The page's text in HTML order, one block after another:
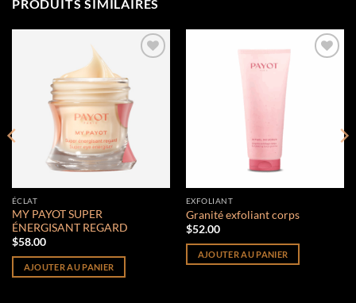
PRODUITS SIMILAIRES
ÉCLAT
MY PAYOT SUPER
ÉNERGISANT REGARD
$58.00
AJOUTER AU PANIER
EXFOLIANT
Granité exfoliant corps
$52.00
AJOUTER AU PANIER